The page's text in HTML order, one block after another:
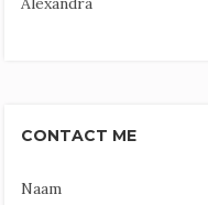
CONTACT ME
Naam